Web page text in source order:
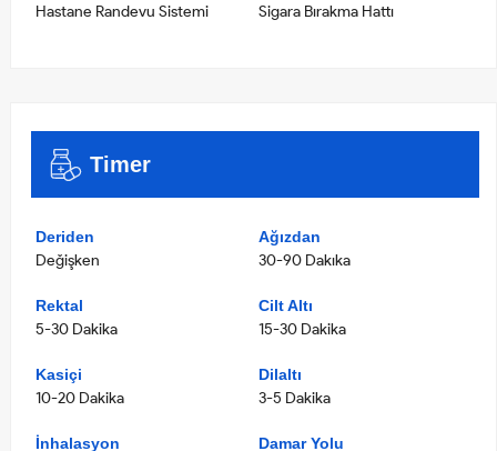
Hastane Randevu Sistemi Sigara Bırakma Hattı
Timer
Deriden
Değişken
Ağızdan
30-90 Dakıka
Rektal
5-30 Dakika
Cilt Altı
15-30 Dakika
Kasiçi
10-20 Dakika
Dilaltı
3-5 Dakika
İnhalasyon Damar Yolu